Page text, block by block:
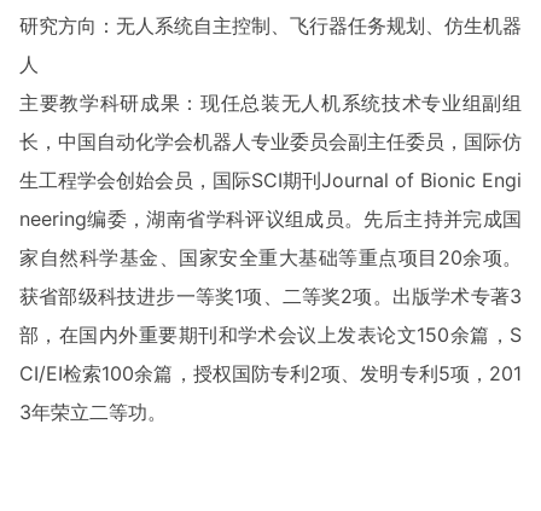
研究方向：无人系统自主控制、飞行器任务规划、仿生机器
人
主要教学科研成果：现任总装无人机系统技术专业组副组
长，中国自动化学会机器人专业委员会副主任委员，国际仿
生工程学会创始会员，国际SCI期刊Journal of Bionic Engi
neering编委，湖南省学科评议组成员。先后主持并完成国
家自然科学基金、国家安全重大基础等重点项目20余项。
获省部级科技进步一等奖1项、二等奖2项。出版学术专著3
部，在国内外重要期刊和学术会议上发表论文150余篇，S
CI/EI检索100余篇，授权国防专利2项、发明专利5项，201
3年荣立二等功。